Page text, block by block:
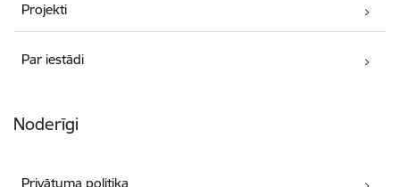
Projekti
Par iestādi
Noderīgi
Privātuma politika